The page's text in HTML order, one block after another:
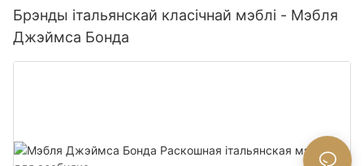
Брэнды італьянскай класічнай мэблі - Мэбля
Джэймса Бонда